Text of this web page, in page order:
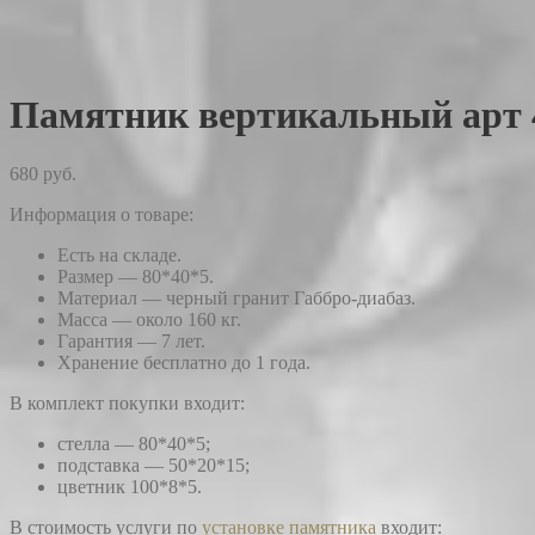
Памятник вертикальный арт
680 руб.
Информация о товаре:
Есть на складе.
Размер — 80*40*5.
Материал — черный гранит Габбро-диабаз.
Масса — около 160 кг.
Гарантия — 7 лет.
Хранение бесплатно до 1 года.
В комплект покупки входит:
стелла — 80*40*5;
подставка — 50*20*15;
цветник 100*8*5.
В стоимость услуги по установке памятника входит: